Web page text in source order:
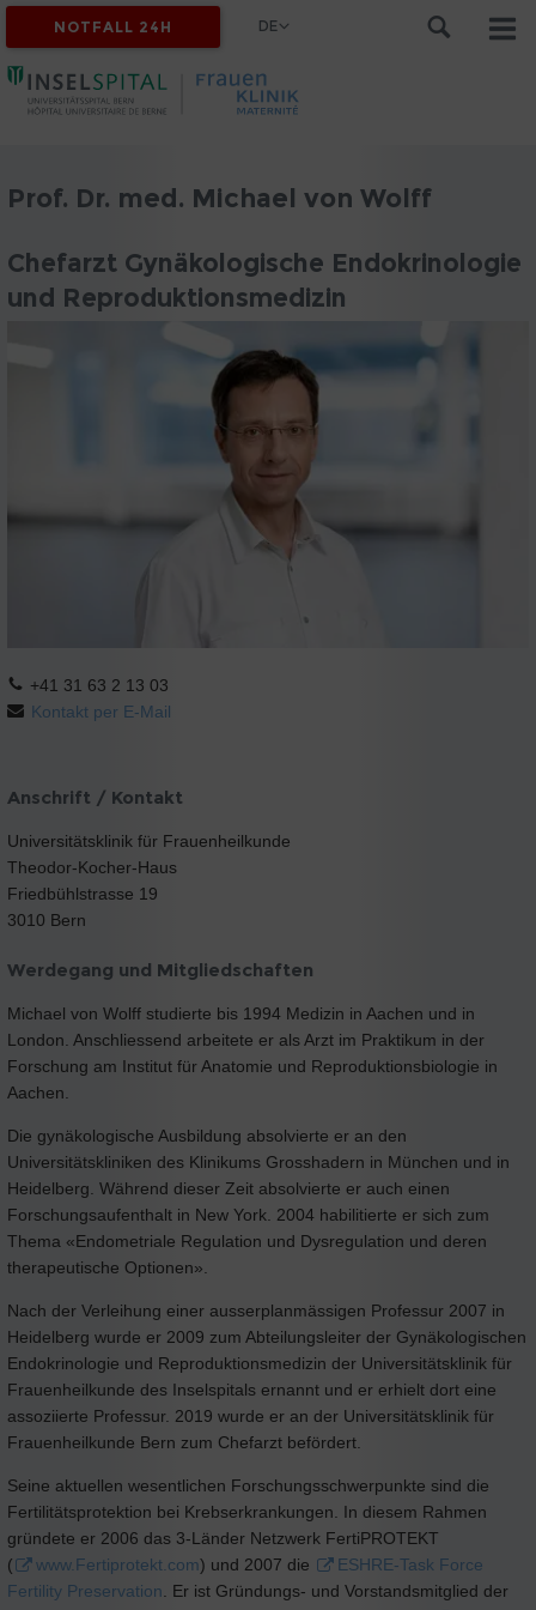
NOTFALL 24H DE
Prof. Dr. med. Michael von Wolff
Chefarzt Gynäkologische Endokrinologie
und Reproduktionsmedizin
+41 31 63 2 13 03
Kontakt per E-Mail
Anschrift / Kontakt
Universitätsklinik für Frauenheilkunde
Theodor-Kocher-Haus
Friedbühlstrasse 19
3010 Bern
Werdegang und Mitgliedschaften
Michael von Wolff studierte bis 1994 Medizin in Aachen und in
London. Anschliessend arbeitete er als Arzt im Praktikum in der
Forschung am Institut für Anatomie und Reproduktionsbiologie in
Aachen.
Die gynäkologische Ausbildung absolvierte er an den
Universitätskliniken des Klinikums Grosshadern in München und in
Heidelberg. Während dieser Zeit absolvierte er auch einen
Forschungsaufenthalt in New York. 2004 habilitierte er sich zum
Thema «Endometriale Regulation und Dysregulation und deren
therapeutische Optionen».
Nach der Verleihung einer ausserplanmässigen Professur 2007 in
Heidelberg wurde er 2009 zum Abteilungsleiter der Gynäkologischen
Endokrinologie und Reproduktionsmedizin der Universitätsklinik für
Frauenheilkunde des Inselspitals ernannt und er erhielt dort eine
assoziierte Professur. 2019 wurde er an der Universitätsklinik für
Frauenheilkunde Bern zum Chefarzt befördert.
Seine aktuellen wesentlichen Forschungsschwerpunkte sind die
Fertilitätsprotektion bei Krebserkrankungen. In diesem Rahmen
gründete er 2006 das 3-Länder Netzwerk FertiPROTEKT
(
www.Fertiprotekt.com) und 2007 die
ESHRE-Task Force
Fertility Preservation . Er ist Gründungs- und Vorstandsmitglied der